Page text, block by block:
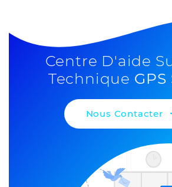
5
Leaflet| ©
Centre D'aide
Technique
Nous Contacter